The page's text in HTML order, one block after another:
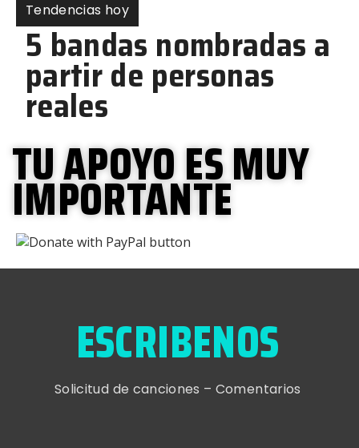
Tendencias hoy
5 bandas nombradas a
partir de personas
reales
TU APOYO ES MUY
IMPORTANTE
ESCRIBENOS
Solicitud de canciones – Comentarios